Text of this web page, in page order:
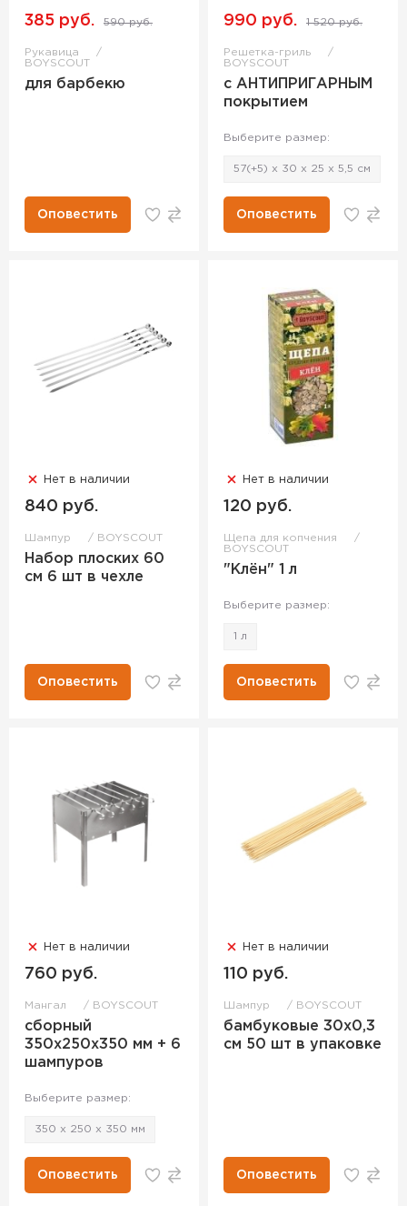
385 руб. 590 руб.
Рукавица
BOYSCOUT
для барбекю
Оповестить
990 руб. 1 520 руб.
Решетка-гриль
BOYSCOUT
с АНТИПРИГАРНЫМ
покрытием
Выберите размер:
57(+5) x 30 x 25 x 5,5 cм
Оповестить
Нет в наличии
840 руб.
Шампур BOYSCOUT
Набор плоских 60
см 6 шт в чехле
Оповестить
Нет в наличии
120 руб.
Щепа для копчения
BOYSCOUT
"Клён" 1 л
Выберите размер:
1 л
Оповестить
Нет в наличии
760 руб.
Мангал BOYSCOUT
сборный
350х250х350 мм + 6
шампуров
Выберите размер:
350 х 250 х 350 мм
Оповестить
Нет в наличии
110 руб.
Шампур BOYSCOUT
бамбуковые 30х0,3
см 50 шт в упаковке
Оповестить